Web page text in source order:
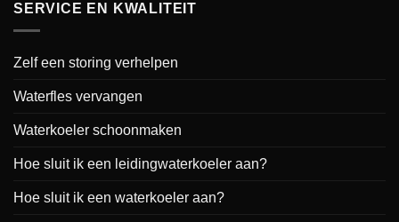
SERVICE EN KWALITEIT
Zelf een storing verhelpen
Waterfles vervangen
Waterkoeler schoonmaken
Hoe sluit ik een leidingwaterkoeler aan?
Hoe sluit ik een waterkoeler aan?